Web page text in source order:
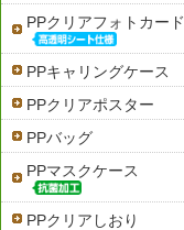
PPクリアフォトカード
PPキャリングケース
PPクリアポスター
PPバッグ
PPマスクケース
PPクリアしおり